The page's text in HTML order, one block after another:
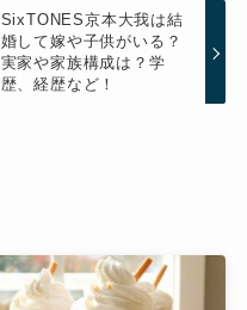
SixTONES京本大我は結
婚して嫁や子供がいる？
実家や家族構成は？学
歴、経歴など！